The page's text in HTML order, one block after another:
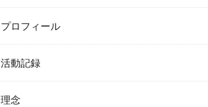
プロフィール
活動記録
理念